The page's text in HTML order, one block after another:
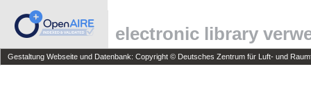
electronic library
Gestaltung Webseite und Datenbank: Copyright © Deutsches Zentrum für Luft- und